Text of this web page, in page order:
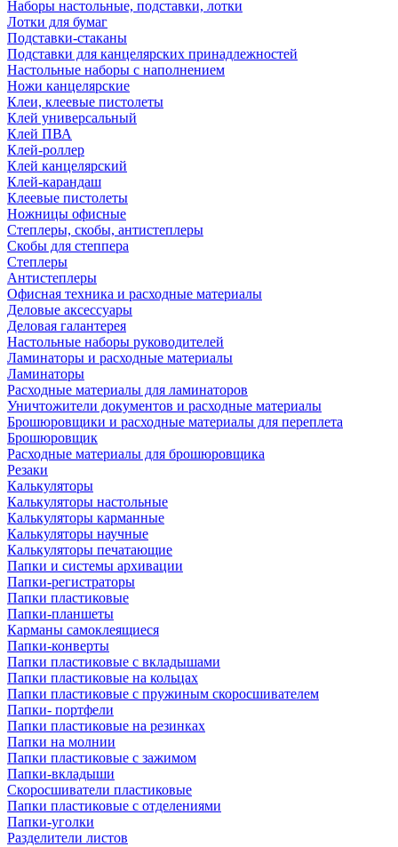
Наборы настольные, подставки, лотки
Лотки для бумаг
Подставки-стаканы
Подставки для канцелярских принадлежностей
Настольные наборы с наполнением
Ножи канцелярские
Клеи, клеевые пистолеты
Клей универсальный
Клей ПВА
Клей-роллер
Клей канцелярский
Клей-карандаш
Клеевые пистолеты
Ножницы офисные
Степлеры, скобы, антистеплеры
Скобы для степпера
Степлеры
Антистеплеры
Офисная техника и расходные материалы
Деловые аксессуары
Деловая галантерея
Настольные наборы руководителей
Ламинаторы и расходные материалы
Ламинаторы
Расходные материалы для ламинаторов
Уничтожители документов и расходные материалы
Брошюровщики и расходные материалы для переплета
Брошюровщик
Расходные материалы для брошюровщика
Резаки
Калькуляторы
Калькуляторы настольные
Калькуляторы карманные
Калькуляторы научные
Калькуляторы печатающие
Папки и системы архивации
Папки-регистраторы
Папки пластиковые
Папки-планшеты
Карманы самоклеящиеся
Папки-конверты
Папки пластиковые с вкладышами
Папки пластиковые на кольцах
Папки пластиковые с пружиным скоросшивателем
Папки- портфели
Папки пластиковые на резинках
Папки на молнии
Папки пластиковые с зажимом
Папки-вкладыши
Скоросшиватели пластиковые
Папки пластиковые с отделениями
Папки-уголки
Разделители листов